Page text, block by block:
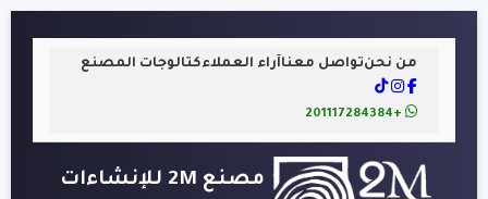
من نحنتواصل معناآراء العملاءكتالوجات المصنع
+201117284384
مصنع 2M للإنشاءات